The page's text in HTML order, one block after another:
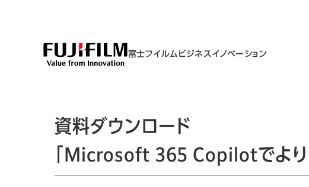
富士フイルムビジネスイノベーション
資料ダウンロード
「Microsoft 365 Copilotでより